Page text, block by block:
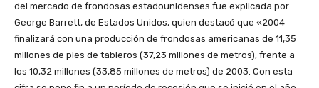
del mercado de frondosas estadounidenses fue explicada por
George Barrett, de Estados Unidos, quien destacó que «2004
finalizará con una producción de frondosas americanas de 11,35
millones de pies de tableros (37,23 millones de metros), frente a
los 10,32 millones (33,85 millones de metros) de 2003. Con esta